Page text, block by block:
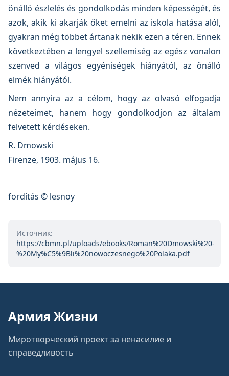
önálló észlelés és gondolkodás minden képességét, és
azok, akik ki akarják őket emelni az iskola hatása alól,
gyakran még többet ártanak nekik ezen a téren. Ennek
következtében a lengyel szellemiség az egész vonalon
szenved a világos egyéniségek hiányától, az önálló
elmék hiányától.
Nem annyira az a célom, hogy az olvasó elfogadja
nézeteimet, hanem hogy gondolkodjon az általam
felvetett kérdéseken.
R. Dmowski
Firenze, 1903. május 16.
fordítás © lesnoy
Источник:
https://cbmn.pl/uploads/ebooks/Roman%20Dmowski%20-
%20My%C5%9Bli%20nowoczesnego%20Polaka.pdf
Армия Жизни
Миротворческий проект за ненасилие и
справедливость